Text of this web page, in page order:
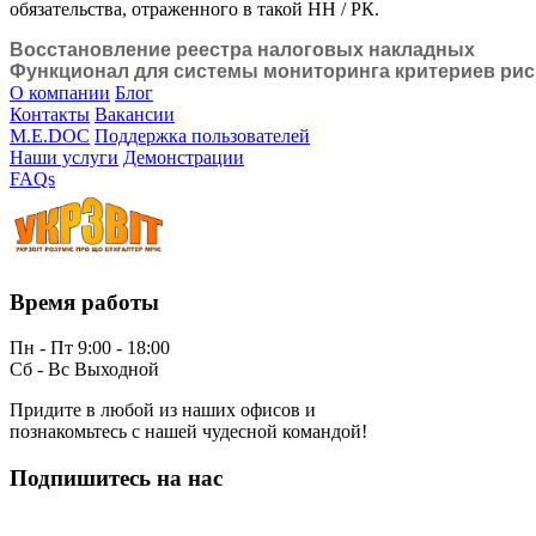
обязательства, отраженного в такой НН / РК.
Восстановление реестра налоговых накладных
Функционал для системы мониторинга критериев
О компании Блог
Контакты Вакансии
M.E.DOC Поддержка пользователей
Наши услуги Демонстрации
FAQs
Время работы
Пн - Пт 9:00 - 18:00
Сб - Вс Выходной
Придите в любой из наших офисов и
познакомьтесь с нашей чудесной командой!
Подпишитесь на нас